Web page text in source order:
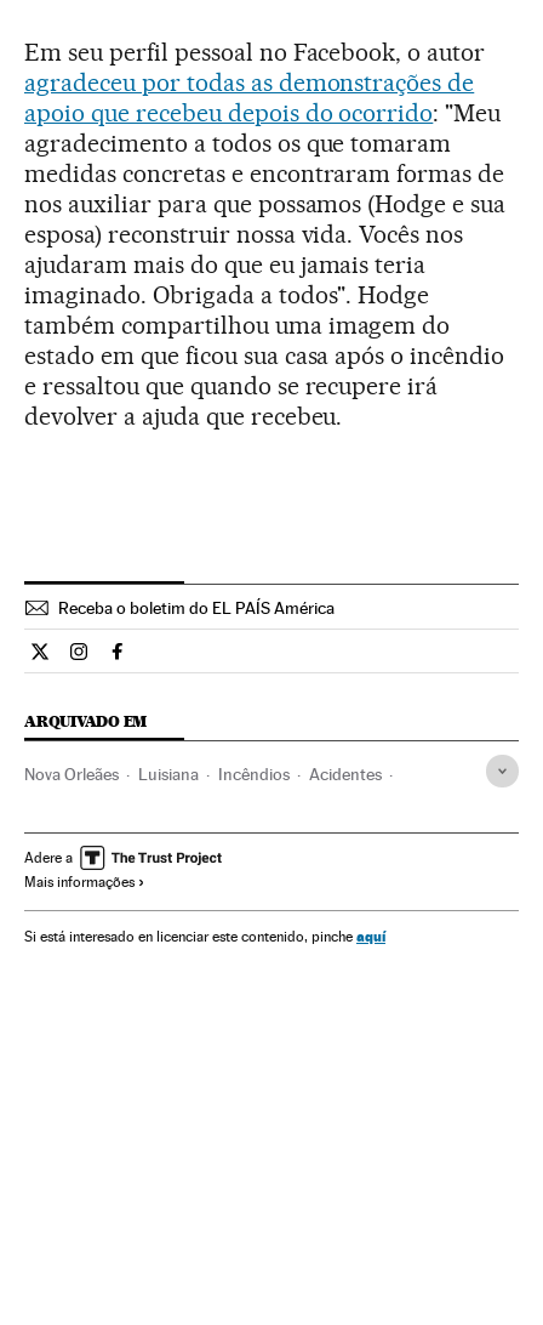
Em seu perfil pessoal no Facebook, o autor
agradeceu por todas as demonstrações de
apoio que recebeu depois do ocorrido: "Meu
agradecimento a todos os que tomaram
medidas concretas e encontraram formas de
nos auxiliar para que possamos (Hodge e sua
esposa) reconstruir nossa vida. Vocês nos
ajudaram mais do que eu jamais teria
imaginado. Obrigada a todos". Hodge
também compartilhou uma imagem do
estado em que ficou sua casa após o incêndio
e ressaltou que quando se recupere irá
devolver a ajuda que recebeu.
Receba o boletim do EL PAÍS América
Cultura El País Brasil en Twitter
Cultura El País Brasil en Instagram
Cultura El País Brasil en Facebook
ARQUIVADO EM
Nova Orleães Luisiana Incêndios Acidentes
Acontecimentos América do Sul
América
Adere a
Mais informações
Si está interesado en licenciar este contenido, pinche aquí